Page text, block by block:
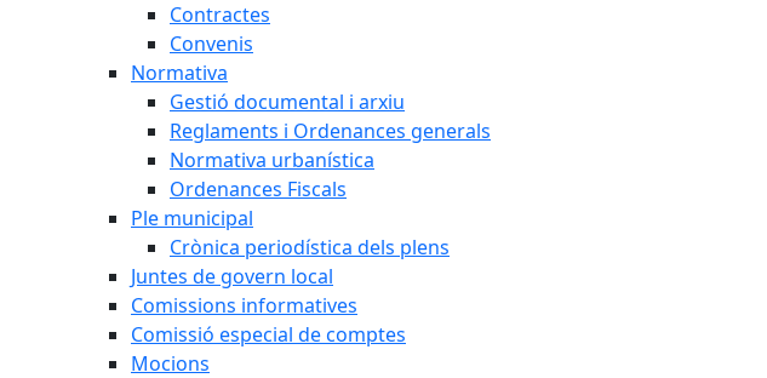
Contractes
Convenis
Normativa
Gestió documental i arxiu
Reglaments i Ordenances generals
Normativa urbanística
Ordenances Fiscals
Ple municipal
Crònica periodística dels plens
Juntes de govern local
Comissions informatives
Comissió especial de comptes
Mocions